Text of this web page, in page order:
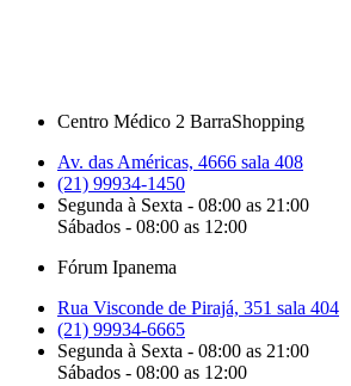
Centro Médico 2 BarraShopping
Av. das Américas, 4666 sala 408
(21) 99934-1450
Segunda à Sexta - 08:00 as 21:00
Sábados - 08:00 as 12:00
Fórum Ipanema
Rua Visconde de Pirajá, 351 sala 404
(21) 99934-6665
Segunda à Sexta - 08:00 as 21:00
Sábados - 08:00 as 12:00